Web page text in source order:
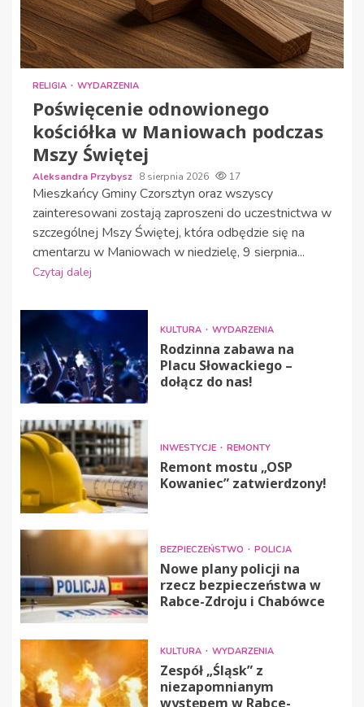
RELIGIA WYDARZENIA
Poświęcenie odnowionego
kościółka w Maniowach podczas
Mszy Świętej
Aleksandra Przybysz 8 sierpnia 2026 17
Mieszkańcy Gminy Czorsztyn oraz wszyscy
zainteresowani zostają zaproszeni do uczestnictwa w
szczególnej Mszy Świętej, która odbędzie się na
cmentarzu w Maniowach w niedzielę, 9 sierpnia...
Czytaj dalej
KULTURA WYDARZENIA
Rodzinna zabawa na
Placu Słowackiego –
dołącz do nas!
INWESTYCJE REMONTY
Remont mostu „OSP
Kowaniec” zatwierdzony!
BEZPIECZEŃSTWO POLICJA
Nowe plany policji na
rzecz bezpieczeństwa w
Rabce-Zdroju i Chabówce
KULTURA WYDARZENIA
Zespół „Śląsk” z
niezapomnianym
występem w Rabce-